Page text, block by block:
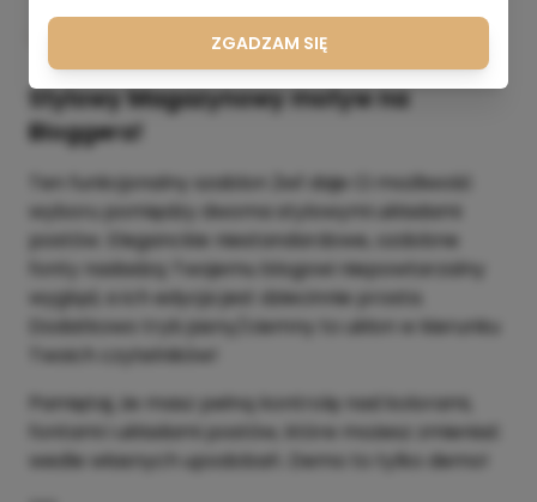
217,00 zł
Stylowy Magazynowy motyw na
Bloggera!
Ten funkcjonalny szablon 2w1 daje Ci możliwość
wyboru pomiędzy dwoma stylowymi układami
postów. Eleganckie niestandardowe, ozdobne
fonty nadadzą Twojemu blogowi niepowtarzalny
wygląd, a ich edycja jest dziecinnie prosta.
Dodatkowo tryb jasny/ciemny to ukłon w kierunku
Twoich czytelników!
Pamiętaj, że masz pełną kontrolę nad kolorami,
fontami i układami postów, które możesz zmieniać
wedle własnych upodobań. Demo to tylko demo!
ZGADZAM SIĘ